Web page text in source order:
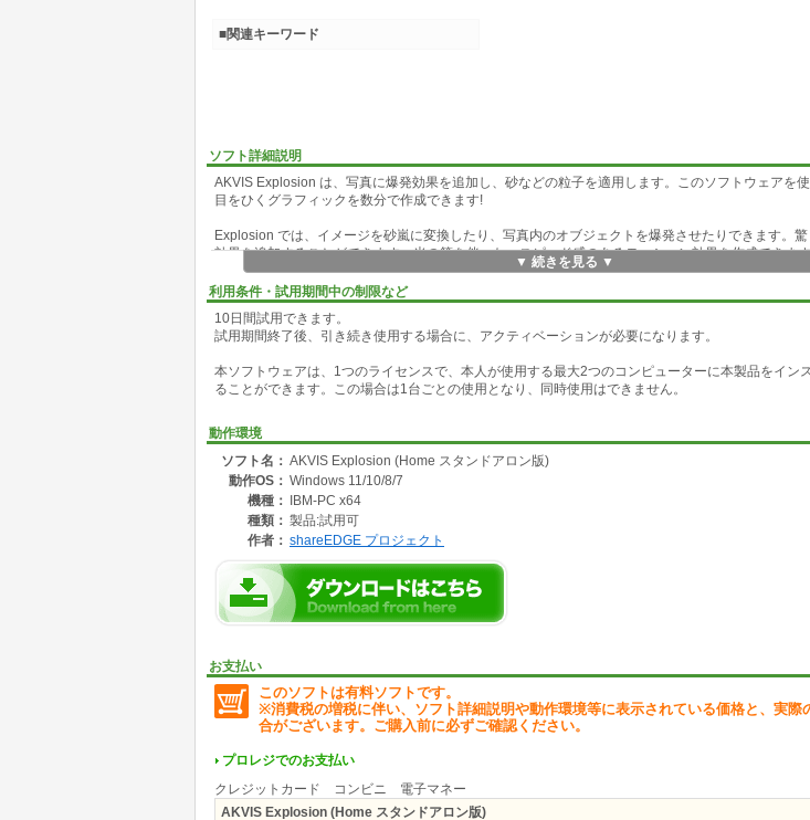
ソフト詳細説明
AKVIS Explosion は、写真に爆発効果を追加し、砂などの粒子を適用します。このソフトウェアを
目をひくグラフィックを数分で作成できます!
Explosion では、イメージを砂嵐に変換したり、写真内のオブジェクトを爆発させたりできます。
効果を追加することができます。光の筋を伴った、スピード感のあるモーション効果を作成できま
を写真に追加することもできます!
▼ 続きを見る ▼
利用条件・試用期間中の制限など
10日間試用できます。
試用期間終了後、引き続き使用する場合に、アクティベーションが必要になります。
本ソフトウェアは、1つのライセンスで、本人が使用する最大2つのコンピューターに本製品をイン
ることができます。この場合は1台ごとの使用となり、同時使用はできません。
動作環境
ソフト名： AKVIS Explosion (Home スタンドアロン版)
動作OS： Windows 11/10/8/7
機種：
IBM-PC x64
種類： 製品:試用可
作者： shareEDGE プロジェクト
お支払い
このソフトは有料ソフトです。
※消費税の増税に伴い、ソフト詳細説明や動作環境等に表示されている価格と、実際
合がございます。ご購入前に必ずご確認ください。
プロレジでのお支払い
クレジットカード コンビニ 電子マネー
AKVIS Explosion (Home スタンドアロン版)
■関連キーワード